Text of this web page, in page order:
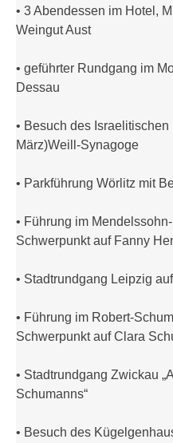
• 3 Abendessen im Hotel,
Weingut Aust
• geführter Rundgang im
Dessau
• Besuch des
März)Weill-Synagoge
• Parkführung Wörlitz mit
• Führung im
Schwerpunkt auf Fanny
• Stadtrundgang Leipzig
• Führung im Robert-
Schwerpunkt auf Clara
• Stadtrundgang Zwickau
Schumanns“
• Besuch des